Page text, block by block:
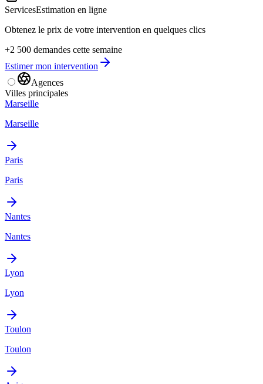
ServicesEstimation en ligne
Obtenez le prix de votre intervention en quelques clics
+2 500 demandes cette semaine
Estimer mon intervention
Agences
Villes principales
Marseille
Marseille
Paris
Paris
Nantes
Nantes
Lyon
Lyon
Toulon
Toulon